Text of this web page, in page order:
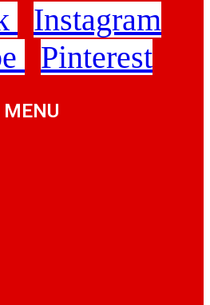
Instagram
Pinterest
MENU